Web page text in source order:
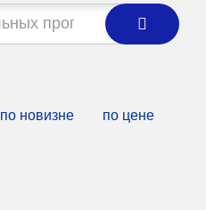
по новизне по цене